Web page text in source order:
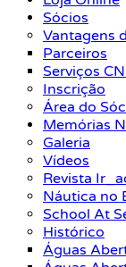
Sócios
Vantagens
Parceiros
Serviços
Inscrição
Área do
Memórias
Galeria
Vídeos
Revista
Náutica no
School At
Histórico
Águas